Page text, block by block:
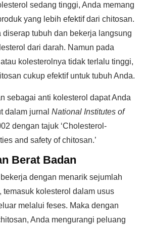
sedang tinggi, Anda memang
yang lebih efektif dari chitosan.
diserap tubuh dan bekerja langsung
dari darah. Namun pada
kolesterolnya tidak terlalu tinggi,
cukup efektif untuk tubuh Anda.
sebagai anti kolesterol dapat Anda
dalam jurnal National Institutes of
dengan tajuk ‘Cholesterol-
and safety of chitosan.’
Berat Badan
dengan menarik sejumlah
temasuk kolesterol dalam usus
melalui feses. Maka dengan
Anda mengurangi peluang